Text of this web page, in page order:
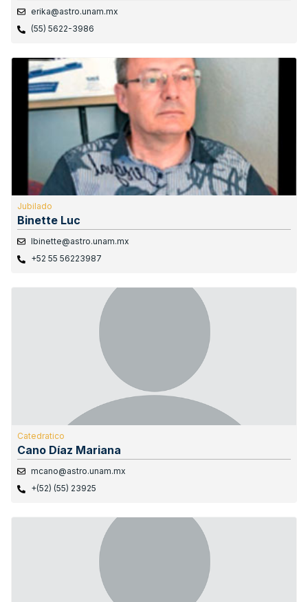
erika@astro.unam.mx
(55) 5622-3986
Jubilado
Binette Luc
lbinette@astro.unam.mx
+52 55 56223987
Catedratico
Cano Díaz Mariana
mcano@astro.unam.mx
+(52) (55) 23925